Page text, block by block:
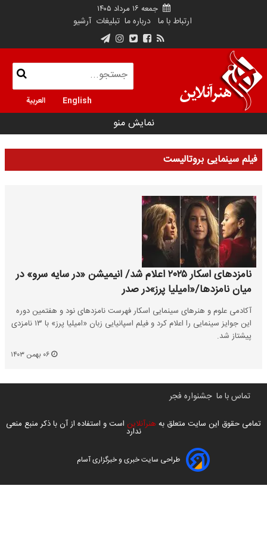
جمعه ۱۶ مرداد ۱۴۰۵
ارتباط با ما درباره ما تبلیغات آرشیو
English العربية
نمایش منو
فیلم سینمایی بروتالیست
نامزدهای اسکار ۲۰۲۵ اعلام شد/ انیمیشن «در سایه سرو» در
میان نامزدها/«امیلیا پرز»در صدر
آکادمی علوم و هنرهای سینمایی اسکار فهرست نامزدهای نود و هفتمین دوره
این جوایز سینمایی را اعلام کرد و فیلم اسپانیایی زبان «امیلیا پرز» با ۱۳ نامزدی
پیشتاز شد.
تماس با ما جشنواره فجر
تمامی حقوق این سایت متعلق به هنرآنلاین است و استفاده از آن با ذکر منبع منعی
ندارد
طراحی سایت خبری و خبرگزاری آسام